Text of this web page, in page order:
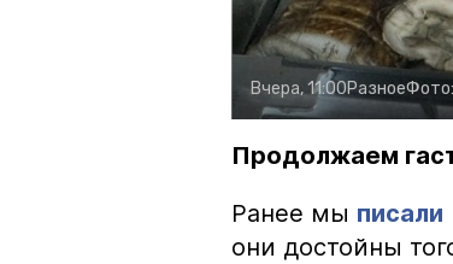
Вчера, 11:00РазноеФото:
Продолжаем
Ранее мы писали
они достойны